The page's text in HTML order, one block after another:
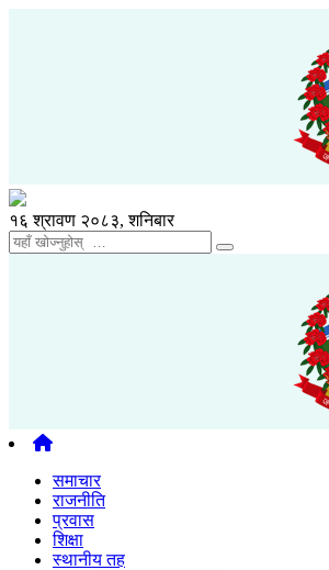
१६ श्रावण २०८३, शनिबार
समाचार
राजनीति
प्रवास
शिक्षा
स्थानीय तह